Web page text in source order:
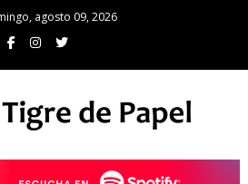
agosto 09, 2026